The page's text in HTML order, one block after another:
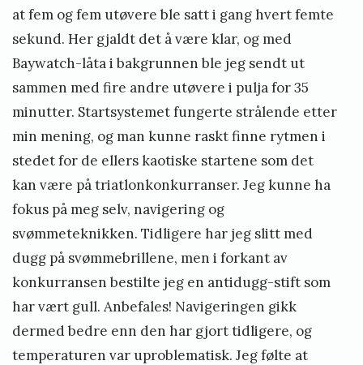
at fem og fem utøvere ble satt i gang hvert femte
sekund. Her gjaldt det å være klar, og med
Baywatch-låta i bakgrunnen ble jeg sendt ut
sammen med fire andre utøvere i pulja for 35
minutter. Startsystemet fungerte strålende etter
min mening, og man kunne raskt finne rytmen i
stedet for de ellers kaotiske startene som det
kan være på triatlonkonkurranser. Jeg kunne ha
fokus på meg selv, navigering og
svømmeteknikken. Tidligere har jeg slitt med
dugg på svømmebrillene, men i forkant av
konkurransen bestilte jeg en antidugg-stift som
har vært gull. Anbefales! Navigeringen gikk
dermed bedre enn den har gjort tidligere, og
temperaturen var uproblematisk. Jeg følte at